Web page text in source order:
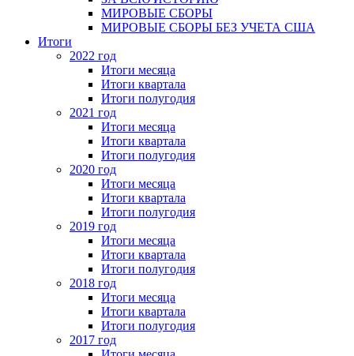
МИРОВЫЕ СБОРЫ
МИРОВЫЕ СБОРЫ БЕЗ УЧЕТА США
Итоги
2022 год
Итоги месяца
Итоги квартала
Итоги полугодия
2021 год
Итоги месяца
Итоги квартала
Итоги полугодия
2020 год
Итоги месяца
Итоги квартала
Итоги полугодия
2019 год
Итоги месяца
Итоги квартала
Итоги полугодия
2018 год
Итоги месяца
Итоги квартала
Итоги полугодия
2017 год